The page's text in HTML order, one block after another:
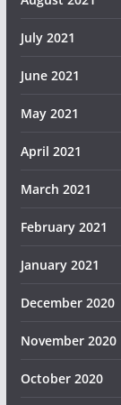
July 2021
June 2021
May 2021
April 2021
March 2021
February 2021
January 2021
December 2020
November 2020
October 2020